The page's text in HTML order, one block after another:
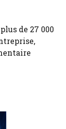
de 27 000